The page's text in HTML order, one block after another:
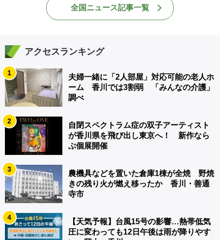
全国ニュース記事一覧
アクセスランキング
1
夫婦一緒に「2人部屋」対応可能の老人ホ
ーム 香川では3割弱 「みんなの介護」
調べ
2
自閉スペクトラム症の双子アーティスト
が香川県を飛び出し東京へ！ 新作なら
ぶ個展開催
3
農機具などを置いた倉庫1棟が全焼 野焼
きの残り火が燃え移ったか 香川・善通
寺市
4
【天気予報】台風15号の影響…熱帯低気
圧に変わっても12日午後は雨が降りやす